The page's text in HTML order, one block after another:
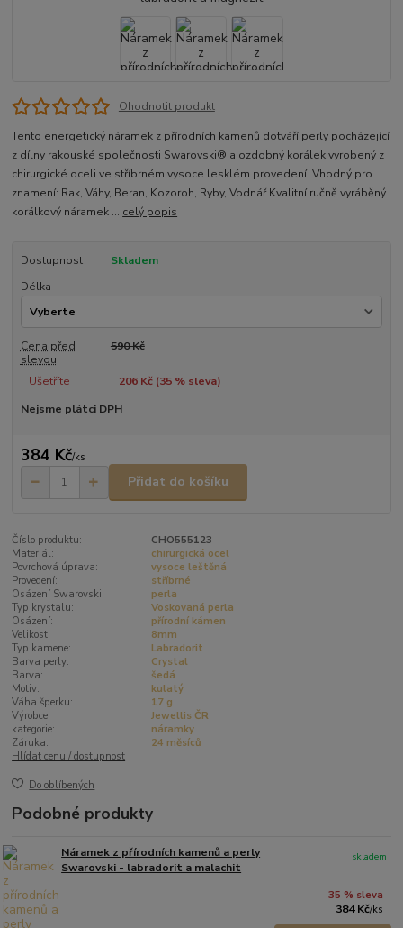
Ohodnotit produkt
Tento energetický náramek z přírodních kamenů dotváří perly pocházející
z dílny rakouské společnosti Swarovski® a ozdobný korálek vyrobený z
chirurgické oceli ve stříbrném vysoce lesklém provedení. Vhodný pro
znamení: Rak, Váhy, Beran, Kozoroh, Ryby, Vodnář Kvalitní ručně vyráběný
korálkový náramek ... celý popis
Dostupnost
Skladem
Délka
Cena před
slevou
590 Kč
Ušetříte 206 Kč (35% sleva)
Nejsme plátci DPH
384 Kč/ks
Přidat do košíku
Číslo produktu:
CHO555123
Materiál:
chirurgická ocel
Povrchová úprava:
vysoce leštěná
Provedení:
stříbrné
Osázení Swarovski:
perla
Typ krystalu:
Voskovaná perla
Osázení:
přírodní kámen
Velikost:
8mm
Typ kamene:
Labradorit
Barva perly:
Crystal
Barva:
šedá
Motiv:
kulatý
Váha šperku:
17 g
Výrobce:
Jewellis ČR
kategorie:
náramky
Záruka:
24 měsíců
Hlídat cenu / dostupnost
Do oblíbených
Podobné produkty
Náramek z přírodních kamenů a perly
Swarovski - labradorit a malachit
35 % sleva
384 Kč/ks
skladem